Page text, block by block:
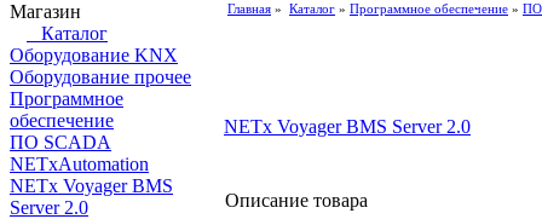
Магазин
Каталог
Оборудование KNX
Оборудование прочее
Программное
обеспечение
ПО SCADA
NETxAutomation
NETx Voyager BMS
Server 2.0
Главная » Каталог » Программное обеспечение » ПО
NETx Voyager BMS Server 2.0
Описание товара